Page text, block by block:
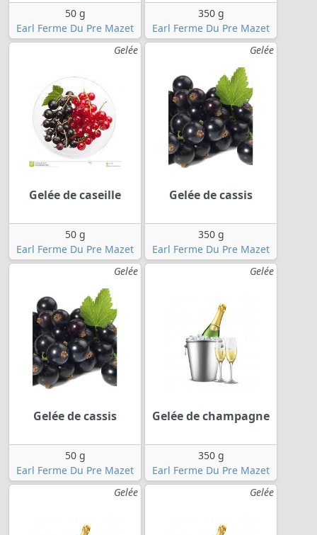
50 g
Earl Ferme Du Pre Mazet
350 g
Earl Ferme Du Pre Mazet
Gelée
Gelée de caseille
50 g
Earl Ferme Du Pre Mazet
Gelée
Gelée de cassis
350 g
Earl Ferme Du Pre Mazet
Gelée
Gelée de cassis
50 g
Earl Ferme Du Pre Mazet
Gelée
Gelée de champagne
350 g
Earl Ferme Du Pre Mazet
Gelée
Gelée